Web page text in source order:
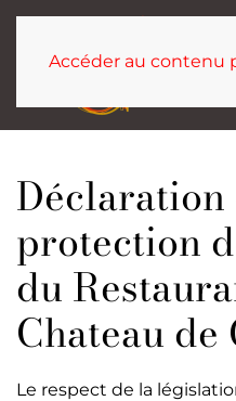
Accéder au contenu
Déclaration
protection
du
Chateau de
Le respect de la